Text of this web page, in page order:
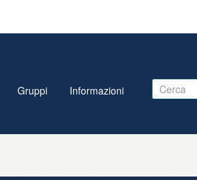
Gruppi Informazioni